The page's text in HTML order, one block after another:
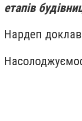
етапів
Нардеп